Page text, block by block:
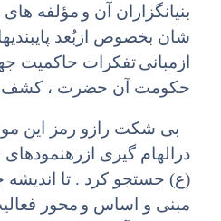
بنیانگزاران آن و مؤلفه
شان بخصوص ازبُعد
ازمبانیتفکرات حاکمیت
حکومت آن حضرت ، کشف
بی شکت رازو رمز این
درالهام گیری ازرهنمودهای
(ع) جستجو کرد . تا اندیشه
مبنی و اساس و محور